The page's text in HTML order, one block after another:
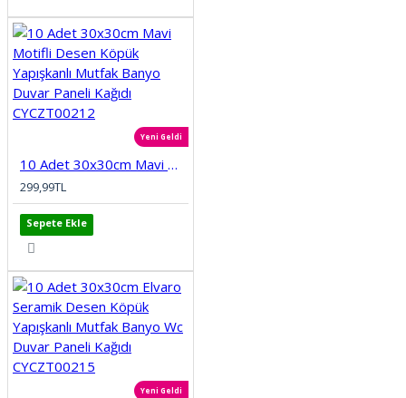
Yeni Geldi
10 Adet 30x30cm Mavi Motifli Desen Köpük Yapışkanlı Mutfak Banyo Duvar Paneli Kağıdı CYCZT00212
299,99TL
Sepete Ekle
Yeni Geldi